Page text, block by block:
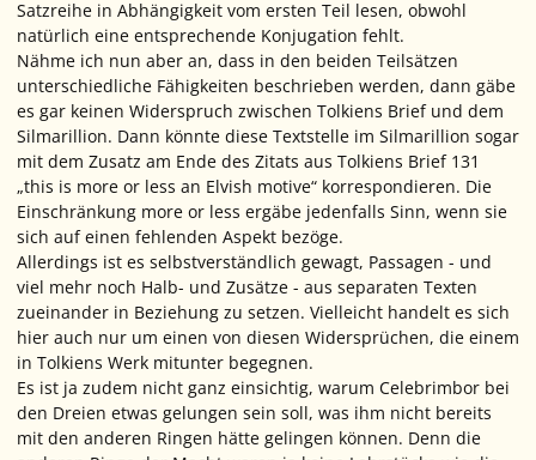
Satzreihe in Abhängigkeit vom ersten Teil lesen, obwohl
natürlich eine entsprechende Konjugation fehlt.
Nähme ich nun aber an, dass in den beiden Teilsätzen
unterschiedliche Fähigkeiten beschrieben werden, dann gäbe
es gar keinen Widerspruch zwischen Tolkiens Brief und dem
Silmarillion. Dann könnte diese Textstelle im Silmarillion sogar
mit dem Zusatz am Ende des Zitats aus Tolkiens Brief 131
„this is more or less an Elvish motive“ korrespondieren. Die
Einschränkung more or less ergäbe jedenfalls Sinn, wenn sie
sich auf einen fehlenden Aspekt bezöge.
Allerdings ist es selbstverständlich gewagt, Passagen - und
viel mehr noch Halb- und Zusätze - aus separaten Texten
zueinander in Beziehung zu setzen. Vielleicht handelt es sich
hier auch nur um einen von diesen Widersprüchen, die einem
in Tolkiens Werk mitunter begegnen.
Es ist ja zudem nicht ganz einsichtig, warum Celebrimbor bei
den Dreien etwas gelungen sein soll, was ihm nicht bereits
mit den anderen Ringen hätte gelingen können. Denn die